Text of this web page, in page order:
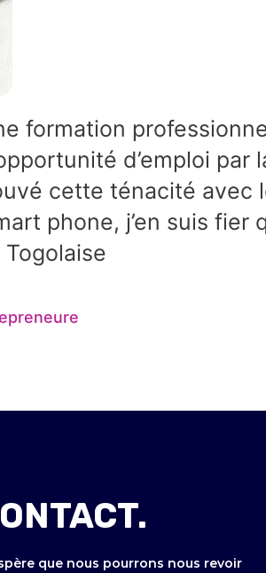
formation
d’emploi par
cette ténacité avec
phone, j’en suis fier
que nous pourrons nous revoir